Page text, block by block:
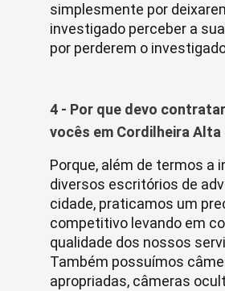
simplesmente por
investigado perceber a
por perderem o
4 - Por que devo
vocês em Cordilheira Alta
Porque, além de termos a
diversos escritórios de
cidade, praticamos um
competitivo levando em
qualidade dos nossos
Também possuímos
apropriadas, câmeras